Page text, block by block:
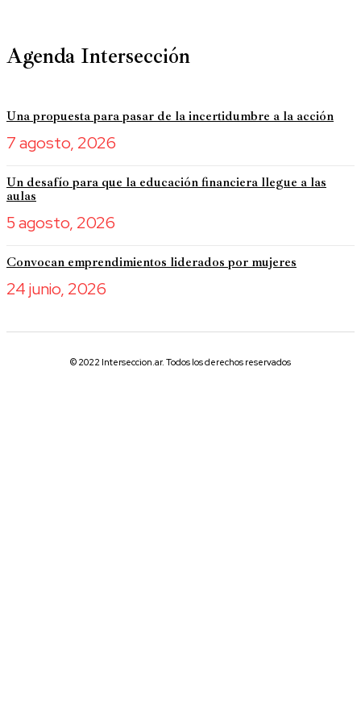
Agenda Intersección
Una propuesta para pasar de la incertidumbre a la acción
7 agosto, 2026
Un desafío para que la educación financiera llegue a las
aulas
5 agosto, 2026
Convocan emprendimientos liderados por mujeres
24 junio, 2026
© 2022 Interseccion.ar. Todos los derechos reservados